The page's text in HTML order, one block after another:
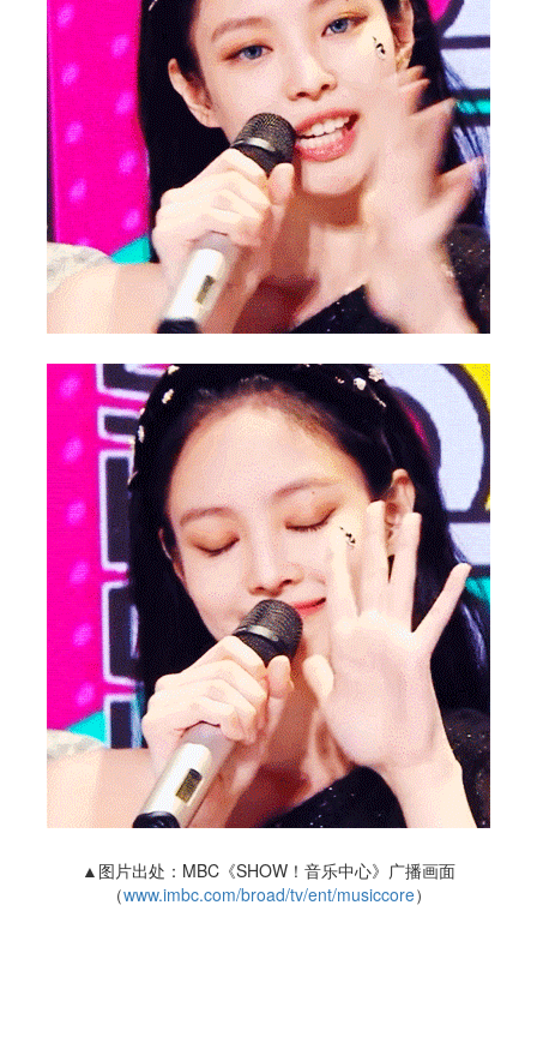
▲图片出处：MBC《SHOW！音乐中心》广播画面
（www.imbc.com/broad/tv/ent/musiccore）